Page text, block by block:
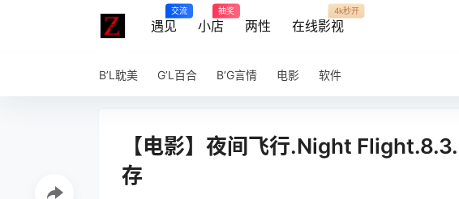
遇见
交流
小店
抽奖
两性 在线影视
4k秒开
B’L耽美 G’L百合 B’G言情 电影 软件
【电影】夜间飞行.Night
存